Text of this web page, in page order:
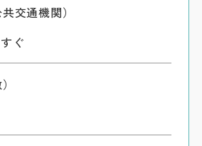
交通機関）
ぐ